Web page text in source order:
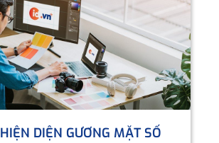
HIỆN DIỆN GƯƠNG MẶT SỐ